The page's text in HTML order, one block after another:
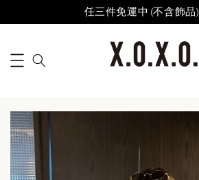
任三件免運中 (不含飾品)